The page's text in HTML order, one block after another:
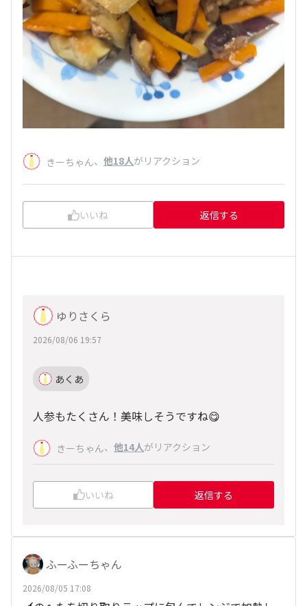
きーちゃん、 他18人がリアクション
いいね 返信する
ゆりさくら
2026/08/06 19:57
あくあ
人参もたくさん！美味しそうですね😋
きーちゃん、 他14人がリアクション
いいね 返信する
ふーふーちゃん
2026/08/05 17:08